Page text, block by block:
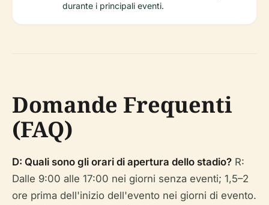
durante i principali eventi.
Domande Frequenti
(FAQ)
D: Quali sono gli orari di apertura dello stadio? R:
Dalle 9:00 alle 17:00 nei giorni senza eventi; 1,5–2
ore prima dell'inizio dell'evento nei giorni di evento.